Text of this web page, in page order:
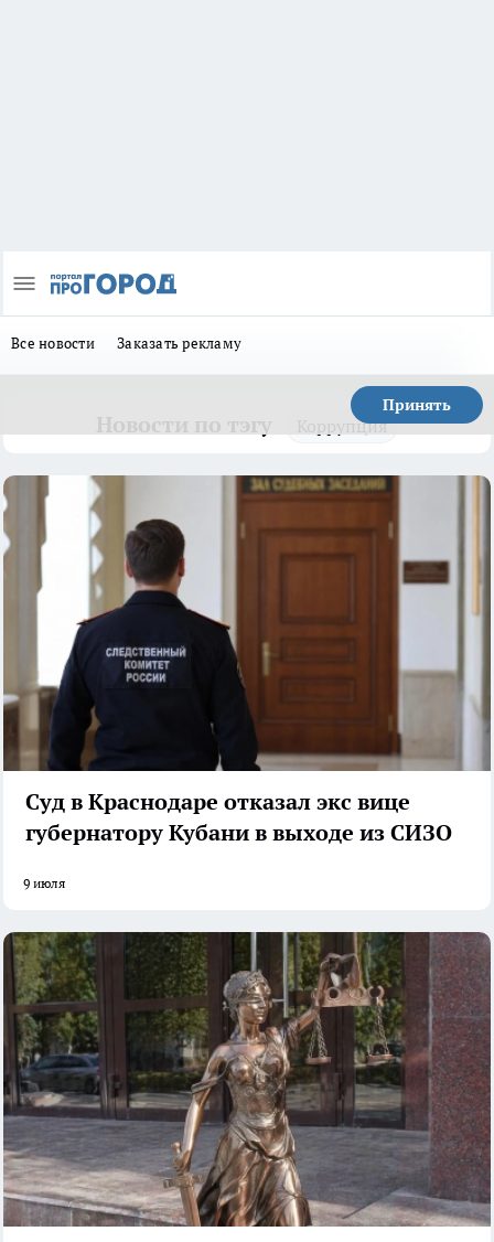
Все новости Заказать рекламу
Принять
Коррупция
Суд в Краснодаре отказал экс вице
губернатору Кубани в выходе из СИЗО
9 июля